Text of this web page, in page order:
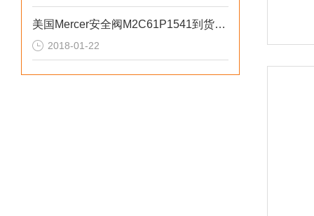
美国Mercer安全阀M2C61P1541到货上海富肯价格
2018-01-22